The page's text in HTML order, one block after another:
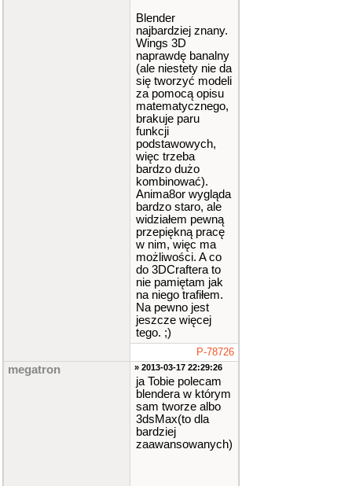
Blender
najbardziej znany.
Wings 3D
naprawdę banalny
(ale niestety nie da
się tworzyć modeli
za pomocą opisu
matematycznego,
brakuje paru
funkcji
podstawowych,
więc trzeba
bardzo dużo
kombinować).
Anima8or wygląda
bardzo staro, ale
widziałem pewną
przepiękną pracę
w nim, więc ma
możliwości. A co
do 3DCraftera to
nie pamiętam jak
na niego trafiłem.
Na pewno jest
jeszcze więcej
tego. ;)
P-78726
megatron » 2013-03-17 22:29:26
ja Tobie polecam
blendera w którym
sam tworze albo
3dsMax(to dla
bardziej
zaawansowanych)